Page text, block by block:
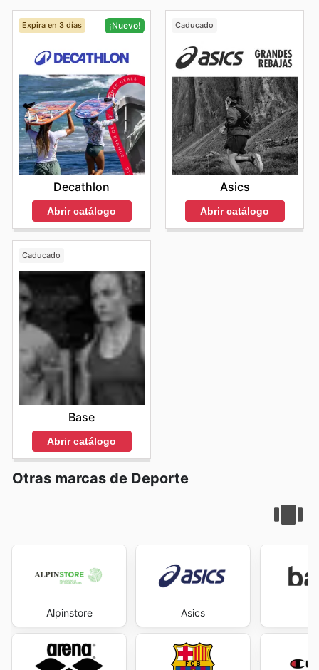
folletos,anuncios semanales
perderte ninguna promoción y planificar tus compras.
Expira en 3 días ¡Nuevo!
Decathlon
Abrir catálogo
Caducado
Asics
Abrir catálogo
Caducado
Base
Abrir catálogo
Otras marcas de Deporte
Alpinstore Asics